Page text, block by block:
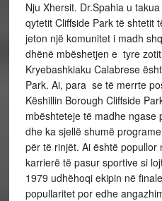
Nju Xhersit. Dr.Spahia u
qytetit Cliffside Park të shtetit
jeton një komunitet i madh
dhënë mbëshetjen e tyre
Kryebashkiaku Calabrese
Park. Ai, para se të merrte
Këshillin Borough Cliffside
mbështeteje të madhe
dhe ka sjellë shumë
për të rinjët. Ai është
karrierë të pasur sportive si
1979 udhëhoqi ekipin në
popullaritet por edhe